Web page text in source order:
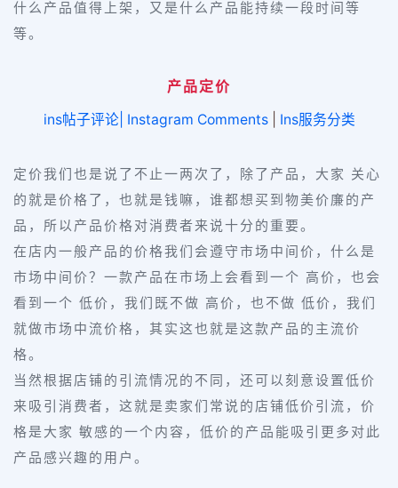
什么产品值得上架，又是什么产品能持续一段时间等
等。
产品定价
ins帖子评论| Instagram Comments Ins服务分类
定价我们也是说了不止一两次了，除了产品，大家 关心
的就是价格了，也就是钱嘛，谁都想买到物美价廉的产
品，所以产品价格对消费者来说十分的重要。
在店内一般产品的价格我们会遵守市场中间价，什么是
市场中间价？一款产品在市场上会看到一个 高价，也会
看到一个 低价，我们既不做 高价，也不做 低价，我们
就做市场中流价格，其实这也就是这款产品的主流价
格。
当然根据店铺的引流情况的不同，还可以刻意设置低价
来吸引消费者，这就是卖家们常说的店铺低价引流，价
格是大家 敏感的一个内容，低价的产品能吸引更多对此
产品感兴趣的用户。